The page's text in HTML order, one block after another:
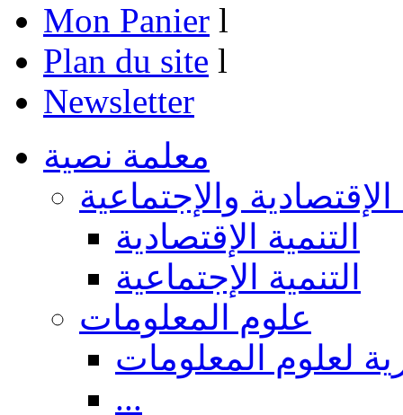
Mon Panier l
Plan du site l
Newsletter
معلمة نصية
الإقتصادية والإجتماعية
التنمية الإقتصادية
التنمية الإجتماعية
علوم المعلومات
لعلوم المعلومات
...